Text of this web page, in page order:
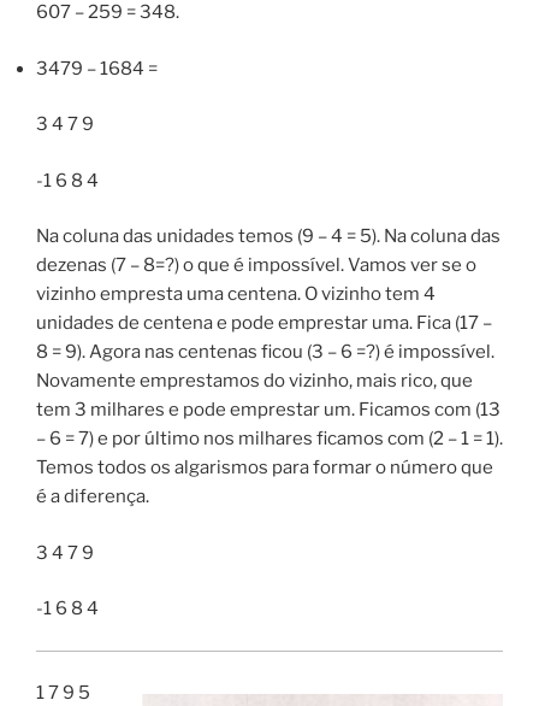
607 – 259 = 348.
3479 – 1684 =
3 4 7 9
-1 6 8 4
Na coluna das unidades temos (9 – 4 = 5). Na coluna das
dezenas (7 – 8=?) o que é impossível. Vamos ver se o
vizinho empresta uma centena. O vizinho tem 4
unidades de centena e pode emprestar uma. Fica (17 –
8 = 9). Agora nas centenas ficou (3 – 6 =?) é impossível.
Novamente emprestamos do vizinho, mais rico, que
tem 3 milhares e pode emprestar um. Ficamos com (13
– 6 = 7) e por último nos milhares ficamos com (2 – 1 = 1).
Temos todos os algarismos para formar o número que
é a diferença.
3 4 7 9
-1 6 8 4
1 7 9 5